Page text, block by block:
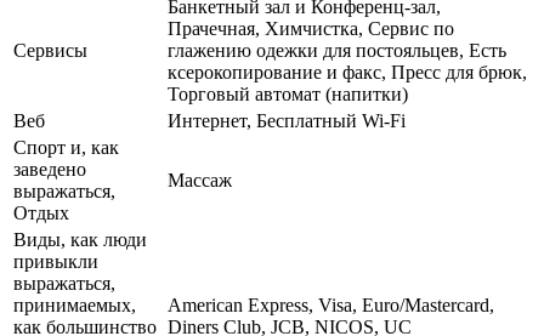
Сервисы
Банкетный зал и Конференц-зал,
Прачечная, Химчистка, Сервис по
глажению одежки для постояльцев, Есть
ксерокопирование и факс, Пресс для брюк,
Торговый автомат (напитки)
Веб
Интернет, Бесплатный Wi-Fi
Спорт и, как
заведено
выражаться,
Отдых
Массаж
Виды, как люди
привыкли
выражаться,
принимаемых,
как большинство
American Express, Visa, Euro/Mastercard,
Diners Club, JCB, NICOS, UC